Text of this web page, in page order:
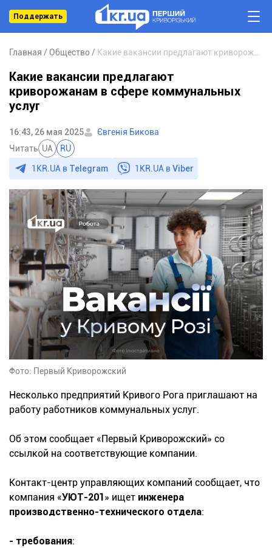
Поддержать
Главная Общество
Какие вакансии предлагают
криворожанам в сфере коммунальных
услуг
16:43, 26 мая 2025
Євгенія Бикова
Читать UA RU
1KR.UA в Telegram 1KR.UA вViber
Фото: Первый Криворожский
Несколько предприятий Кривого Рога приглашают на
работу работников коммунальных услуг.
Об этом сообщает «Первый Криворожский» со
ссылкой на соответствующие компании.
Контакт-центр управляющих компаний сообщает, что
компания «УЮТ-201 » ищет инженера
производственно-технического отдела:
- требования: